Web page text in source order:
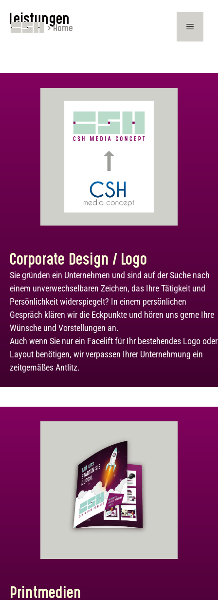
Corporate Design / Logo
Sie gründen ein Unternehmen und sind auf der Suche nach
einem unverwechselbaren Zeichen, das Ihre Tätigkeit und
Persönlichkeit widerspiegelt? In einem persönlichen
Gespräch klären wir die Eckpunkte und hören uns gerne Ihre
Wünsche und Vorstellungen an.
Auch wenn Sie nur ein Facelift für Ihr bestehendes Logo oder
Layout benötigen, wir verpassen Ihrer Unternehmung ein
zeitgemäßes Antlitz.
Printmedien
Leistungen
> Home